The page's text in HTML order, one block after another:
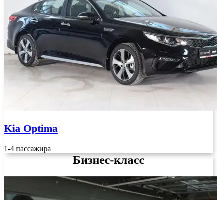
Kia Optima
1-4 пассажира
Бизнес-класс